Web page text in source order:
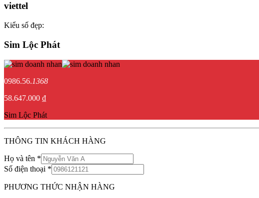
viettel
Kiểu số đẹp:
Sim Lộc Phát
0986.56.1368
58.647.000 ₫
Sim Lộc Phát
THÔNG TIN KHÁCH HÀNG
Họ và tên *
Số điện thoại *
PHƯƠNG THỨC NHẬN HÀNG